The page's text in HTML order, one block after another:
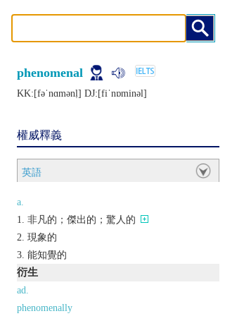
phenomenal
KK:[fǝˈnɑmǝnḷ] DJ:[fiˈnɒminǝl]
權威釋義
英語
a.
非凡的；傑出的；驚人的
現象的
能知覺的
衍生
ad.
phenomenally